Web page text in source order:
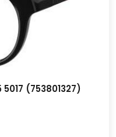
(753801327)